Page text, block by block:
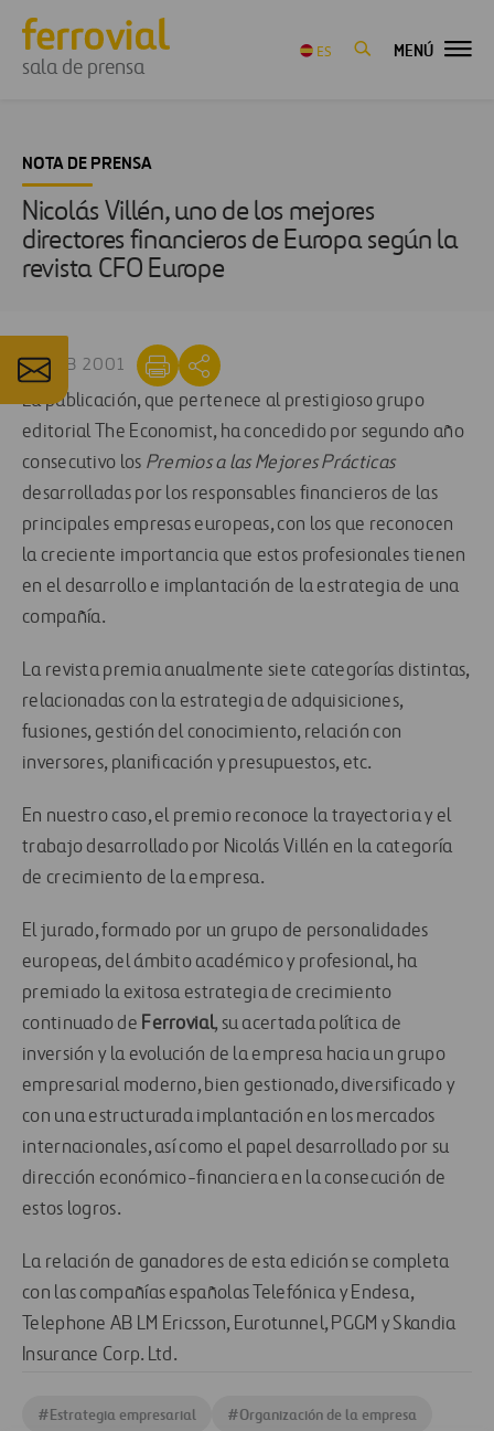
sala de prensa
ES MENÚ
NOTA DE PRENSA
Nicolás Villén, uno de los mejores
directores financieros de Europa según la
revista CFO Europe
18 FEB 2001
La publicación, que pertenece al prestigioso grupo
editorial The Economist, ha concedido por segundo año
consecutivo los Premios a las Mejores Prácticas
desarrolladas por los responsables financieros de las
principales empresas europeas, con los que reconocen
la creciente importancia que estos profesionales tienen
en el desarrollo e implantación de la estrategia de una
compañía.
La revista premia anualmente siete categorías distintas,
relacionadas con la estrategia de adquisiciones,
fusiones, gestión del conocimiento, relación con
inversores, planificación y presupuestos, etc.
En nuestro caso, el premio reconoce la trayectoria y el
trabajo desarrollado por Nicolás Villén en la categoría
de crecimiento de la empresa.
El jurado, formado por un grupo de personalidades
europeas, del ámbito académico y profesional, ha
premiado la exitosa estrategia de crecimiento
continuado de Ferrovial, su acertada política de
inversión y la evolución de la empresa hacia un grupo
empresarial moderno, bien gestionado, diversificado y
con una estructurada implantación en los mercados
internacionales, así como el papel desarrollado por su
dirección económico-financiera en la consecución de
estos logros.
La relación de ganadores de esta edición se completa
con las compañías españolas Telefónica y Endesa,
Telephone AB LM Ericsson, Eurotunnel, PGGM y Skandia
Insurance Corp. Ltd.
#Estrategia empresarial #Organización de la empresa